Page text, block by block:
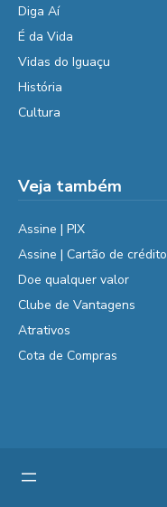
Diga Aí
É da Vida
Vidas do Iguaçu
História
Cultura
Veja também
Assine | PIX
Assine | Cartão de crédito
Doe qualquer valor
Clube de Vantagens
Atrativos
Cota de Compras